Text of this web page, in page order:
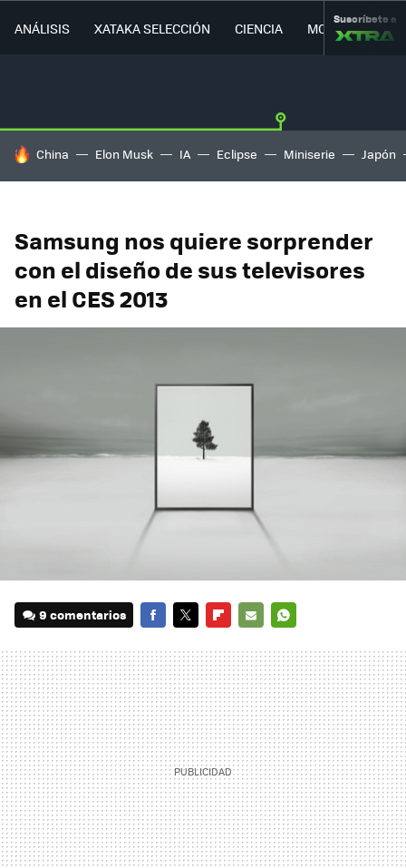
ANÁLISIS XATAKA SELECCIÓN CIENCIA MOVILIDAD
Suscríbete a
HOY SE HABLA DE
China Elon Musk IA Eclipse Miniserie Japón
Samsung nos quiere sorprender
con el diseño de sus televisores
en el CES 2013
9 comentarios
MAIL